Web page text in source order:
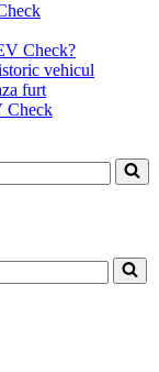
Check?
vehicul
furt
Check